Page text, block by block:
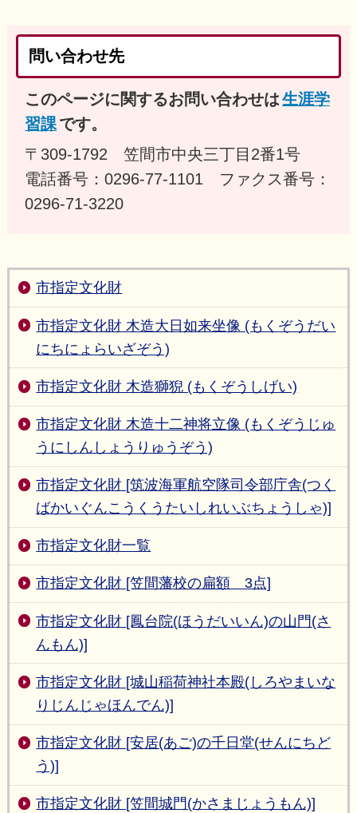
問い合わせ先
このページに関するお問い合わせは生涯学
習課です。
〒309-1792 笠間市中央三丁目2番1号
電話番号：0296-77-1101 ファクス番号：
0296-71-3220
市指定文化財
市指定文化財 木造大日如来坐像 (もくぞうだい
にちにょらいざぞう)
市指定文化財 木造獅猊 (もくぞうしげい)
市指定文化財 木造十二神将立像 (もくぞうじゅ
うにしんしょうりゅうぞう)
市指定文化財 [筑波海軍航空隊司令部庁舎(つく
ばかいぐんこうくうたいしれいぶちょうしゃ)]
市指定文化財一覧
市指定文化財 [笠間藩校の扁額 3点]
市指定文化財 [鳳台院(ほうだいいん)の山門(さ
んもん)]
市指定文化財 [城山稲荷神社本殿(しろやまいな
りじんじゃほんでん)]
市指定文化財 [安居(あご)の千日堂(せんにちど
う)]
市指定文化財 [笠間城門(かさまじょうもん)]